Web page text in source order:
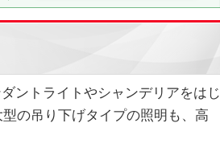
ントライトやシャンデリアをはじ
の吊り下げタイプの照明も、高